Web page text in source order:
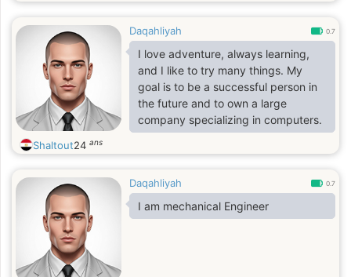
Daqahliyah 0.7
I love adventure, always learning,
and I like to try many things. My
goal is to be a successful person in
the future and to own a large
company specializing in computers.
Shaltout24 ans
Daqahliyah 0.7
I am mechanical Engineer